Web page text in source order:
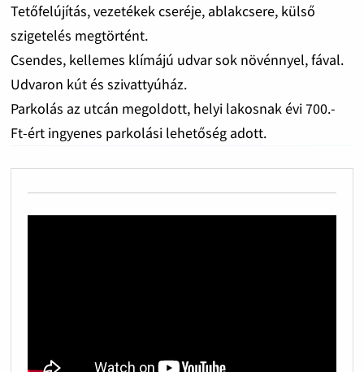
Tetőfelújítás, vezetékek cseréje, ablakcsere, külső
szigetelés megtörtént.
Csendes, kellemes klímájú udvar sok növénnyel, fával.
Udvaron kút és szivattyúház.
Parkolás az utcán megoldott, helyi lakosnak évi 700.-
Ft-ért ingyenes parkolási lehetőség adott.